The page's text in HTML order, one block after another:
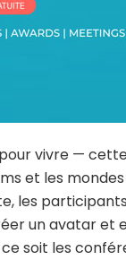
vivre —
et les
les
un avatar et
soit les